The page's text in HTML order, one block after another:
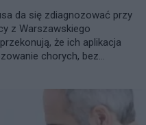
da się zdiagnozować przy
z Warszawskiego
że ich aplikacja
chorych, bez...